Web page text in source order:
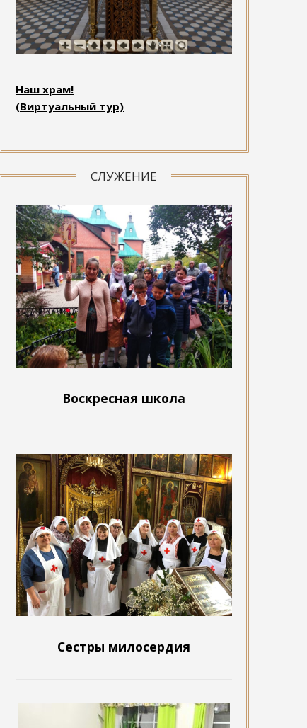
Наш храм!
(Виртуальный тур)
СЛУЖЕНИЕ
Воскресная школа
Сестры милосердия